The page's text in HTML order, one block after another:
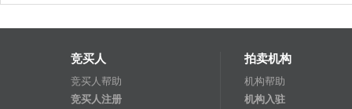
竞买人
竞买人帮助
竞买人注册
拍卖机构
机构帮助
机构入驻